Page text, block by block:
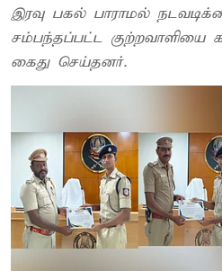
இரவு பகல் பாராமல்
சம்பந்தப்பட்ட குற்றவாளியை
கைது செய்தனர்.